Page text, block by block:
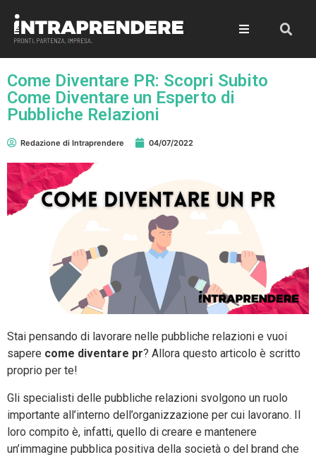
Come Diventare PR: Scopri Subito
Come Diventare un Esperto di
Pubbliche Relazioni
Redazione di Intraprendere 04/07/2022
Stai pensando di lavorare nelle pubbliche relazioni e vuoi
sapere come diventare pr? Allora questo articolo è scritto
proprio per te!
Gli specialisti delle pubbliche relazioni svolgono un ruolo
importante all’interno dell’organizzazione per cui lavorano. Il
loro compito è, infatti, quello di creare e mantenere
un’immagine pubblica positiva della società o del brand che